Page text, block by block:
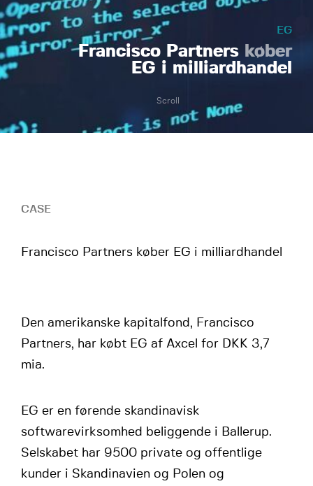
EG
Francisco Partners køber
EG i milliardhandel
Scroll
CASE
Francisco Partners køber EG i milliardhandel
Den amerikanske kapitalfond, Francisco
Partners, har købt EG af Axcel for DKK 3,7
mia.
EG er en førende skandinavisk
softwarevirksomhed beliggende i Ballerup.
Selskabet har 9500 private og offentlige
kunder i Skandinavien og Polen og